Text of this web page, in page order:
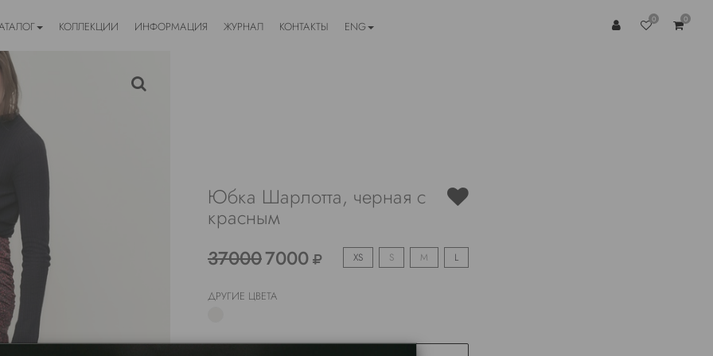
КОЛЛЕКЦИИ ИНФОРМАЦИЯ ЖУРНАЛ КОНТАКТЫ ENG
0 0
Юбка Шарлотта, черная с
красным
370007000 XS S M L
ДРУГИЕ ЦВЕТА